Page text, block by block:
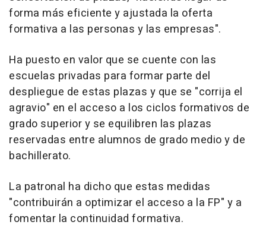
forma más eficiente y ajustada la oferta
formativa a las personas y las empresas".
Ha puesto en valor que se cuente con las
escuelas privadas para formar parte del
despliegue de estas plazas y que se "corrija el
agravio" en el acceso a los ciclos formativos de
grado superior y se equilibren las plazas
reservadas entre alumnos de grado medio y de
bachillerato.
La patronal ha dicho que estas medidas
"contribuirán a optimizar el acceso a la FP" y a
fomentar la continuidad formativa.